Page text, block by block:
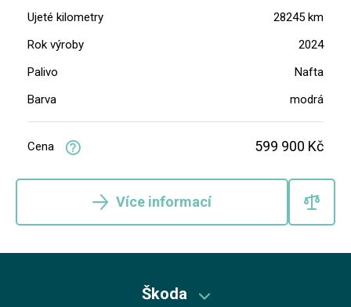
Ujeté kilometry
28245 km
Rok výroby
2024
Palivo
Nafta
Barva
modrá
Cena 599 900 Kč
Více informací
Škoda